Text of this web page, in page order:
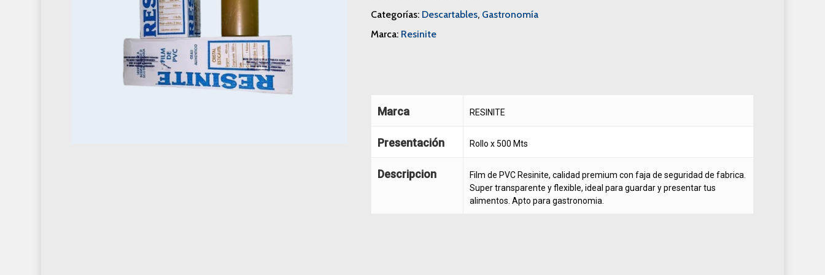
Categorías: Descartables, Gastronomía
Marca: Resinite
Marca RESINITE
Presentación Rollo x 500 Mts
Descripcion
Film de PVC Resinite, calidad premium con faja de seguridad de fabrica.
Super transparente y flexible, ideal para guardar y presentar tus
alimentos. Apto para gastronomia.